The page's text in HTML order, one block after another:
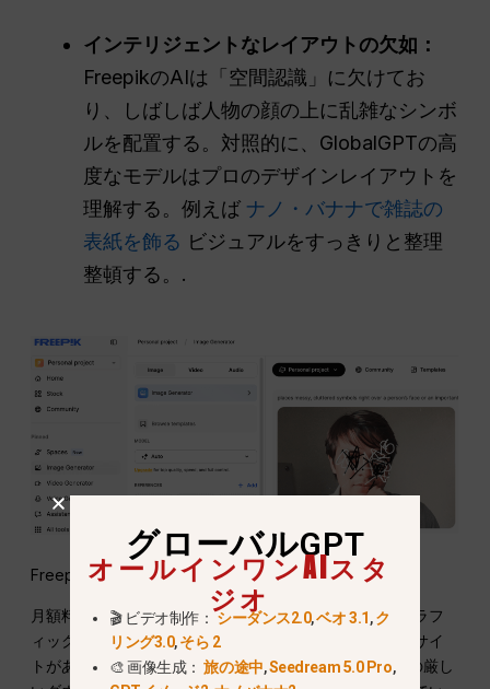
インテリジェントなレイアウトの欠如：
FreepikのAIは「空間認識」に欠けてお
り、しばしば人物の顔の上に乱雑なシンボ
ルを配置する。対照的に、GlobalGPTの高
度なモデルはプロのデザインレイアウトを
理解する。例えば ナノ・バナナで雑誌の
表紙を飾る ビジュアルをすっきりと整理
整頓する。.
Freepikに代わる無料ストックイメージ＆ベクターは？
月額料金を支払うことなく、基本的な写真やベクターグラフ
ィックが必要な場合は、利用可能な優れた無料のウェブサイ
トがあります。これらのプラットフォームは、Freepikの厳し
グローバルGPT
オールインワンAIスタ
ジオ
🎬 ビデオ制作：シーダンス2.0,ベオ 3.1,ク
リング3.0,そら 2
🎨 画像生成：旅の途中,Seedream 5.0 Pro,